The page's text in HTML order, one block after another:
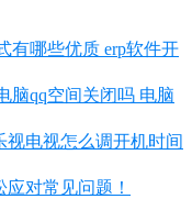
有哪些优质 erp软件开
脑qq空间关闭吗 电脑
视电视怎么调开机时间
对常见问题！